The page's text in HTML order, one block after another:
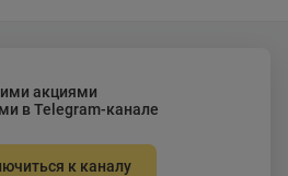
акциями
в Telegram-канале
к каналу